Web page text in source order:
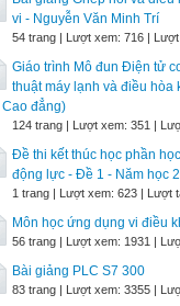
vi - Nguyễn Văn Minh Trí
54 trang | Lượt xem: 716 | Lượt
Giáo trình Mô đun Điện tử
thuật máy lạnh và điều hòa
Cao đẳng)
124 trang | Lượt xem: 351 |
Đề thi kết thúc học phần
động lực - Đề 1 - Năm học
1 trang | Lượt xem: 623 | Lượt
Môn học ứng dụng vi điều
56 trang | Lượt xem: 1931 |
Bài giảng PLC S7 300
83 trang | Lượt xem: 3355 |